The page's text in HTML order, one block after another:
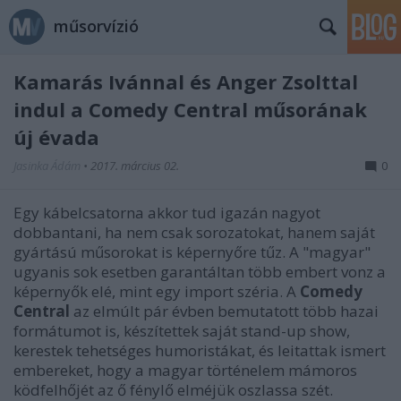
műsorvízió
Kamarás Ivánnal és Anger Zsolttal
indul a Comedy Central műsorának
új évada
• 2017. március 02. 0
Egy kábelcsatorna akkor tud igazán nagyot
dobbantani, ha nem csak sorozatokat, hanem saját
gyártású műsorokat is képernyőre tűz. A "magyar"
ugyanis sok esetben garantáltan több embert vonz a
képernyők elé, mint egy import széria. A Comedy
Central az elmúlt pár évben bemutatott több hazai
formátumot is, készítettek saját stand-up show,
kerestek tehetséges humoristákat, és leitattak ismert
embereket, hogy a magyar történelem mámoros
ködfelhőjét az ő fénylő elméjük oszlassa szét.